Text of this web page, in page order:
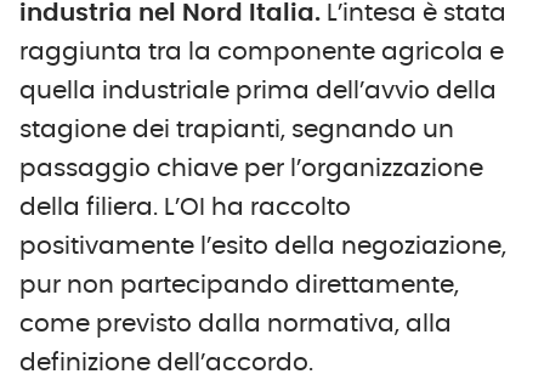
industria nel Nord Italia. L’intesa è stata
raggiunta tra la componente agricola e
quella industriale prima dell’avvio della
stagione dei trapianti, segnando un
passaggio chiave per l’organizzazione
della filiera. L’OI ha raccolto
positivamente l’esito della negoziazione,
pur non partecipando direttamente,
come previsto dalla normativa, alla
definizione dell’accordo.